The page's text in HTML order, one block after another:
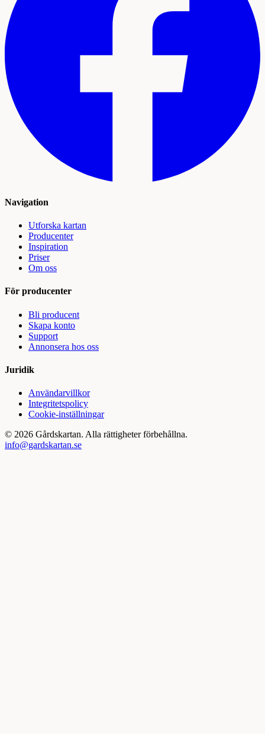
Navigation
Utforska kartan
Producenter
Inspiration
Priser
Om oss
För producenter
Bli producent
Skapa konto
Support
Annonsera hos oss
Juridik
Användarvillkor
Integritetspolicy
Cookie-inställningar
© 2026 Gårdskartan. Alla rättigheter förbehållna.
info@gardskartan.se